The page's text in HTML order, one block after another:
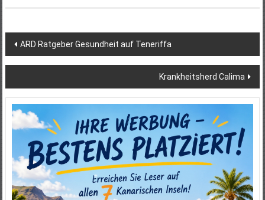
Beitragsnavigation
ARD Ratgeber Gesundheit auf Teneriffa
Krankheitsherd Calima